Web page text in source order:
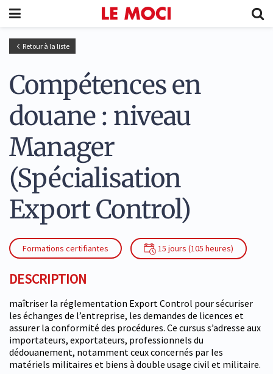
Retour à la liste
Compétences en
douane : niveau
Manager
(Spécialisation
Export Control)
Formations certifiantes 15 jours (105 heures)
DESCRIPTION
maîtriser la réglementation Export Control pour sécuriser
les échanges de l’entreprise, les demandes de licences et
assurer la conformité des procédures. Ce cursus s’adresse aux
importateurs, exportateurs, professionnels du
dédouanement, notamment ceux concernés par les
matériels militaires et biens à double usage civil et militaire.